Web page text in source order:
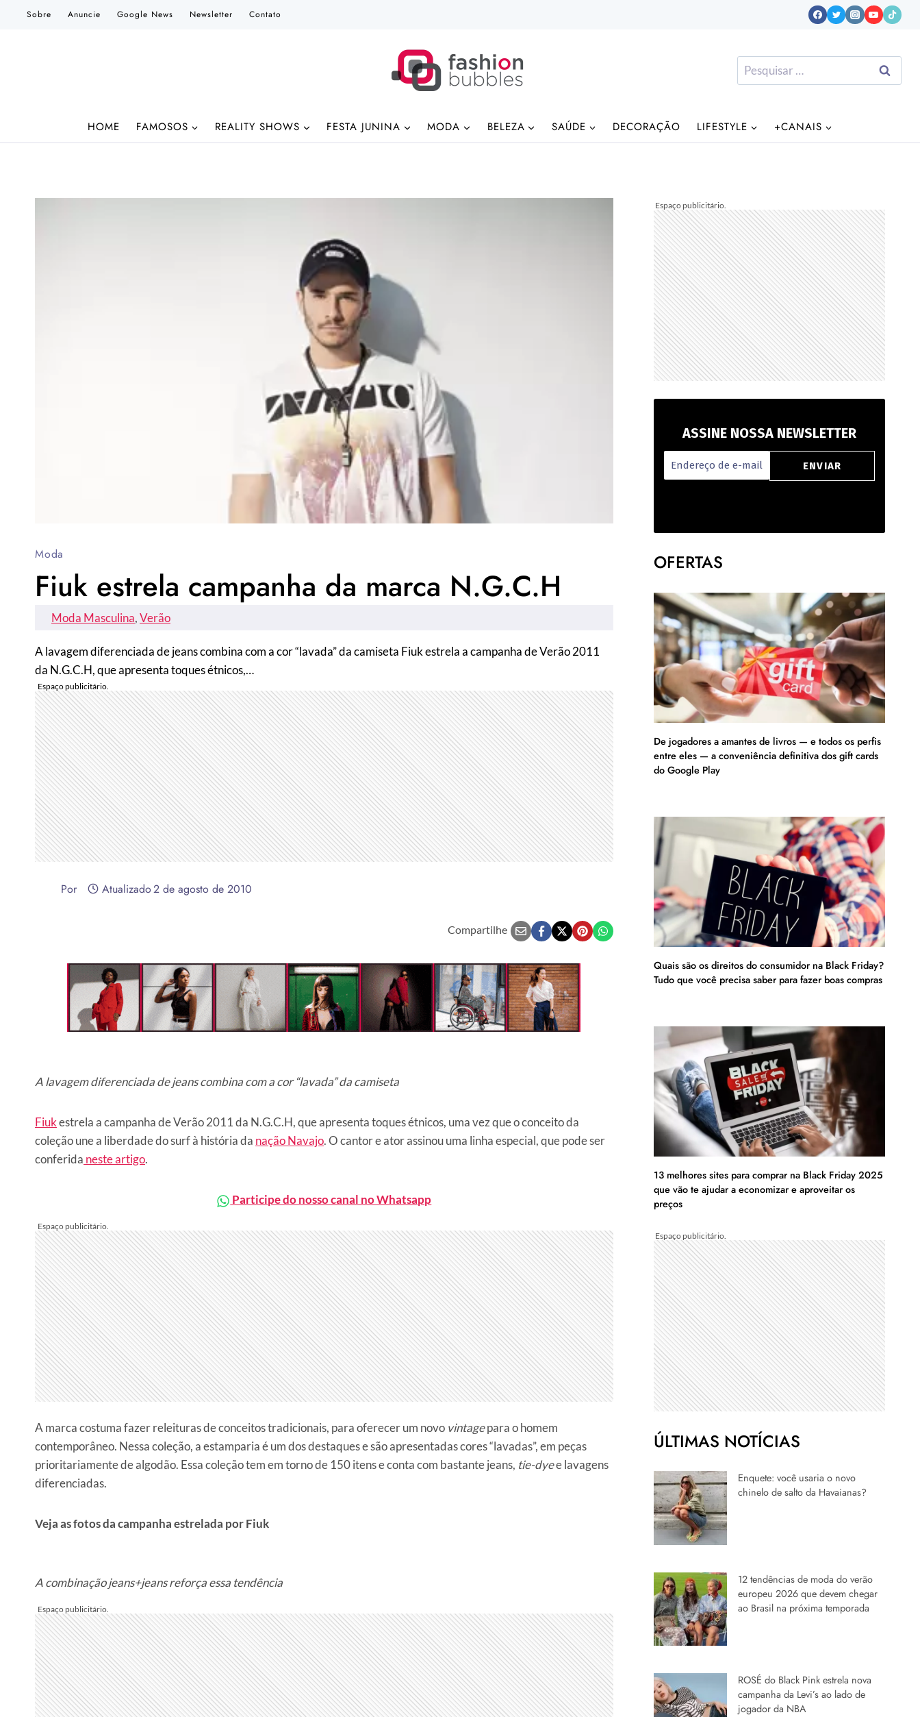
Sobre Anuncie Google News Newsletter Contato
Pesquisar
por:
HOME FAMOSOS REALITY SHOWS FESTA JUNINA MODA BELEZA SAÚDE DECORAÇÃO LIFESTYLE +CANAIS
Moda
Fiuk estrela campanha da marca N.G.C.H
Moda Masculina, Verão
A lavagem diferenciada de jeans combina com a cor “lavada” da camiseta Fiuk estrela a campanha de Verão 2011
da N.G.C.H, que apresenta toques étnicos,…
Por Atualizado2 de agosto de 2010
Compartilhe
A lavagem diferenciada de jeans combina com a cor “lavada” da camiseta
Fiukestrela a campanha de Verão 2011 da N.G.C.H, que apresenta toques étnicos, uma vez que o conceito da
coleção une a liberdade do surf à história da nação Navajo. O cantor e ator assinou uma linha especial, que pode ser
conferida neste artigo.
Participe do nosso canal no Whatsapp
A marca costuma fazer releituras de conceitos tradicionais, para oferecer um novo vintagepara o homem
contemporâneo. Nessa coleção, a estamparia é um dos destaques e são apresentadas cores “lavadas”, em peças
prioritariamente de algodão. Essa coleção tem em torno de 150 itens e conta com bastante jeans, tie-dyee lavagens
diferenciadas.
Veja as fotos da campanha estrelada por Fiuk
A combinação jeans+jeans reforça essa tendência
ASSINE NOSSA NEWSLETTER
OFERTAS
De jogadores a amantes de livros — e todos os perfis
entre eles — a conveniência definitiva dos gift cards
do Google Play
Quais são os direitos do consumidor na Black Friday?
Tudo que você precisa saber para fazer boas compras
13 melhores sites para comprar na Black Friday 2025
que vão te ajudar a economizar e aproveitar os
preços
ÚLTIMAS NOTÍCIAS
Enquete: você usaria o novo
chinelo de salto da Havaianas?
12 tendências de moda do verão
europeu 2026 que devem chegar
ao Brasil na próxima temporada
ROSÉ do Black Pink estrela nova
campanha da Levi’s ao lado de
jogador da NBA